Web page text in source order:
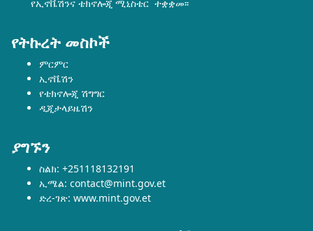
የኢኖቬሽንና ቴክኖሎጂ ሚኒስቴር ተቋቋመ፡፡
የትኩረት መስኮች
ምርምር
ኢኖቬሽን
የቴክኖሎጂ ሽግግር
ዲጂታላይዜሽን
ያግኙን
ስልክ: +251118132191
ኢሜል: contact@mint.gov.et
ድረ-ገጽ: www.mint.gov.et